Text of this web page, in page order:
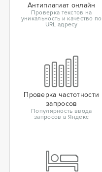
Антиплагиат онлайн
Проверка текстов на
уникальность и качество по
URL адресу
Проверка частотности
запросов
Популярность ввода
запросов в Яндекс